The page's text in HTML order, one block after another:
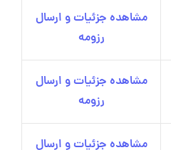
مشاهده جزئیات و ارسال
رزومه
مشاهده جزئیات و ارسال
رزومه
مشاهده جزئیات و ارسال